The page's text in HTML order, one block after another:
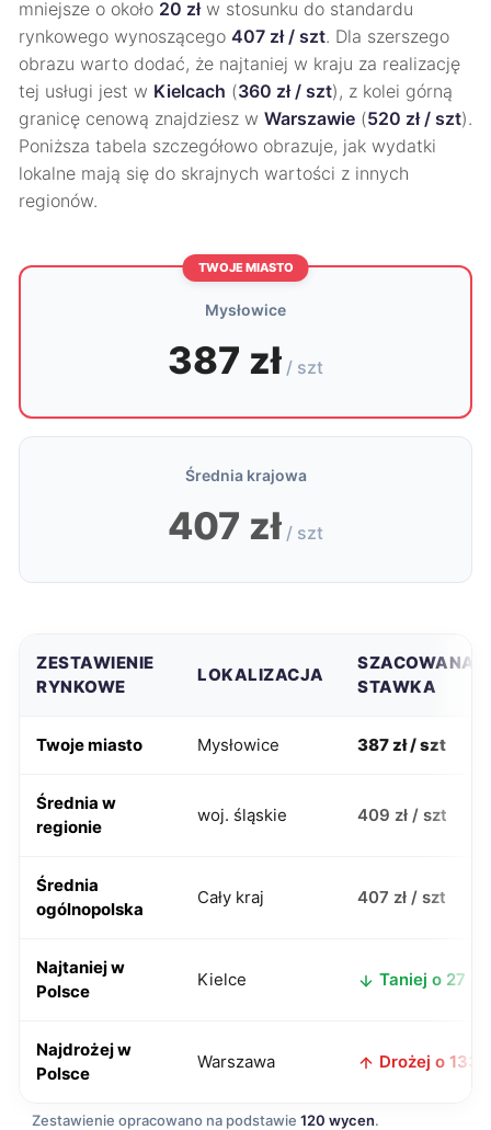
mniejsze o około 20 złw stosunku do standardu
rynkowego wynoszącego 407 zł / szt. Dla szerszego
obrazu warto dodać, że najtaniej w kraju za realizację
tej usługi jest w Kielcach (360 zł / szt), z kolei górną
granicę cenową znajdziesz w Warszawie (520 zł / szt).
Poniższa tabela szczegółowo obrazuje, jak wydatki
lokalne mają się do skrajnych wartości z innych
regionów.
TWOJE MIASTO
Mysłowice
387 zł / szt
Średnia krajowa
407 zł / szt
ZESTAWIENIE
RYNKOWE
LOKALIZACJA
SZACOWANA
STAWKA
Twoje miasto Mysłowice 387 zł / szt
Średnia w
regionie
woj. śląskie 409 zł / szt
Średnia
ogólnopolska
Cały kraj 407 zł / szt
Najtaniej w
Polsce
Kielce Taniej o 27 zł
Najdrożej w
Polsce
Warszawa Drożej o 133
Zestawienie opracowano na podstawie 120 wycen.